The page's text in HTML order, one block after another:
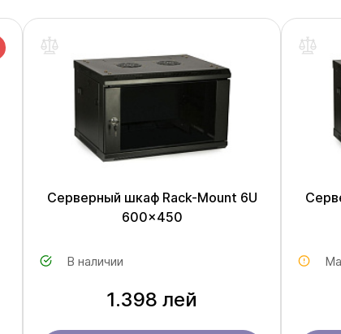
Серверный шкаф Rack-Mount 6U
600x450
В наличии
1.398 лей